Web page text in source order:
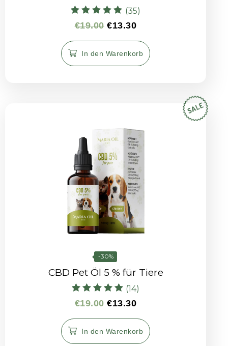
Bewertet mit
4.88
von 5
(35)
€19.00 €13.30
In den Warenkorb
-30%
CBD Pet Öl 5 % für Tiere
Bewertet mit
4.92
von 5
(14)
€19.00 €13.30
In den Warenkorb